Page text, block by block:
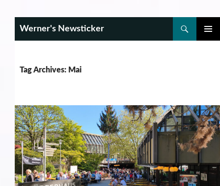
Werner's Newsticker
Tag Archives: Mai